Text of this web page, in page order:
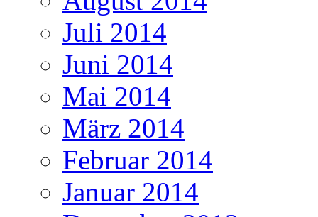
Juli 2014
Juni 2014
Mai 2014
März 2014
Februar 2014
Januar 2014